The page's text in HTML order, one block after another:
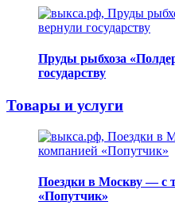
Пруды рыбхоза
государству
Товары и услуги
Поездки в Москву — с
«Попутчик»